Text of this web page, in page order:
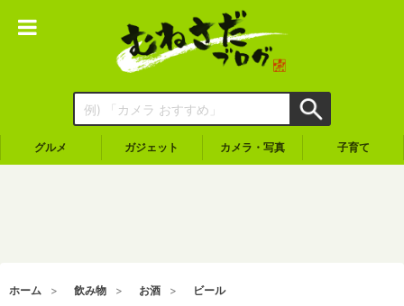
グルメ ガジェット カメラ・写真 子育て
ホーム 飲み物 お酒 ビール